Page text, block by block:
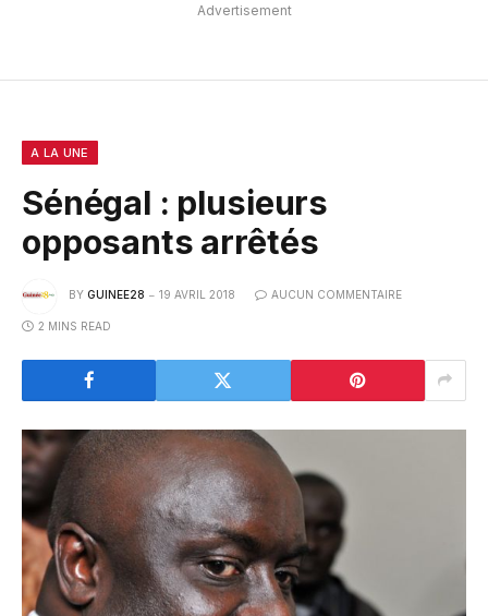
Advertisement
A LA UNE
Sénégal : plusieurs
opposants arrêtés
BY GUINEE28 19 AVRIL 2018 AUCUN COMMENTAIRE
2 MINS READ